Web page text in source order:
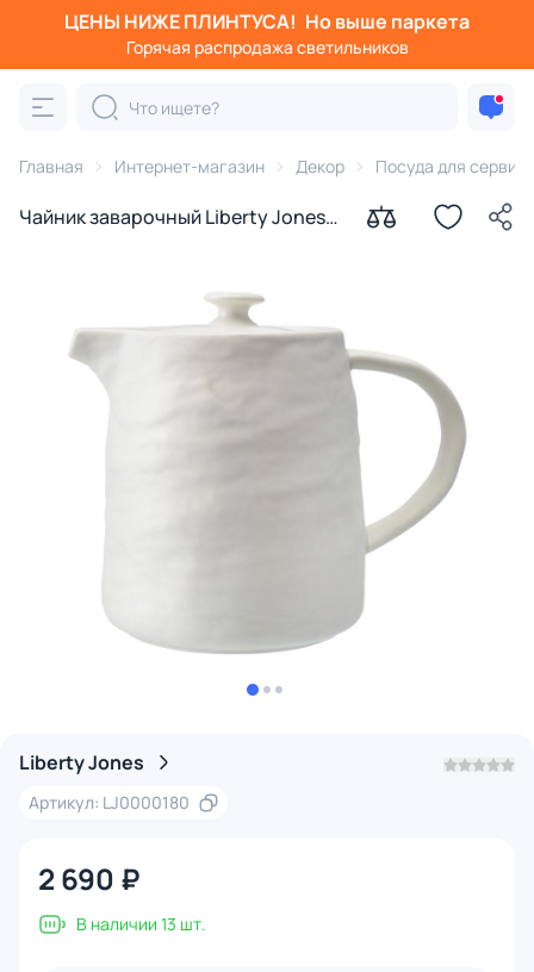
ЦЕНЫ НИЖЕ ПЛИНТУСА! Но выше паркета
Горячая распродажа светильников
Главная Интернет-магазин Декор Посуда для
Чайник заварочный Liberty Jones
Liberty Jones
Артикул: LJ0000180
2 690 ₽
В наличии 13 шт.